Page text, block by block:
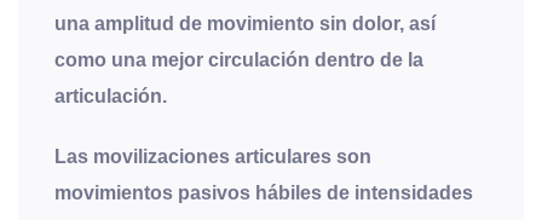
una amplitud de movimiento sin dolor, así
como una mejor circulación dentro de la
articulación.
Las movilizaciones articulares son
movimientos pasivos hábiles de intensidades